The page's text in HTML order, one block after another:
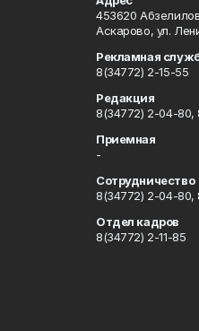
453620
Аскарово, ул.
Рекламная
8(34772) 2-15-55
Редакция
8(34772) 2-04-80,
Приемная
-
Сотрудничество
8(34772) 2-04-80,
Отдел кадров
8(34772) 2-11-85